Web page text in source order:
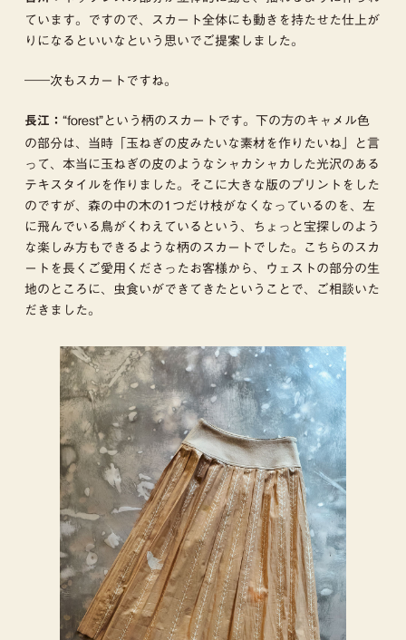
ています。ですので、スカート全体にも動きを持たせた仕上が
りになるといいなという思いでご提案しました。
――次もスカートですね。
長江： “forest”という柄のスカートです。下の方のキャメル色
の部分は、当時「玉ねぎの皮みたいな素材を作りたいね」と言
って、本当に玉ねぎの皮のようなシャカシャカした光沢のある
テキスタイルを作りました。そこに大きな版のプリントをした
のですが、森の中の木の1つだけ枝がなくなっているのを、左
に飛んでいる鳥がくわえているという、ちょっと宝探しのよう
な楽しみ方もできるような柄のスカートでした。こちらのスカ
ートを長くご愛用くださったお客様から、ウェストの部分の生
地のところに、虫食いができてきたということで、ご相談いた
だきました。